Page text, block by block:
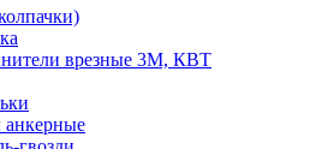
врезные 3M, КВТ
анкерные